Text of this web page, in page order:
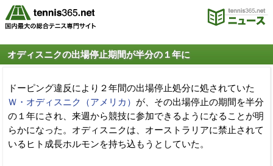
オディスニクの出場停止期間が半分の１年に
ドーピング違反により２年間の出場停止処分に処されていた
Ｗ・オディスニク（アメリカ） が、その出場停止の期間を半分
の１年にされ、来週から競技に参加できるようになることが明
らかになった。オディスニクは、オーストラリアに禁止されて
いるヒト成長ホルモンを持ち込もうとしていた。